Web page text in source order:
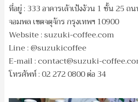
ที่อยู่ : 333 อาคารเล้าเป้งง้วน 1 ชั้น 25 ถ
จอมพล เขตจตุจักร กรุงเทพฯ 10900
Website : suzuki-coffee.com
Line : @suzukicoffee
E-mail :contact@suzuki-
โทรศัพท์ : 02 272 0800 ต่อ 34